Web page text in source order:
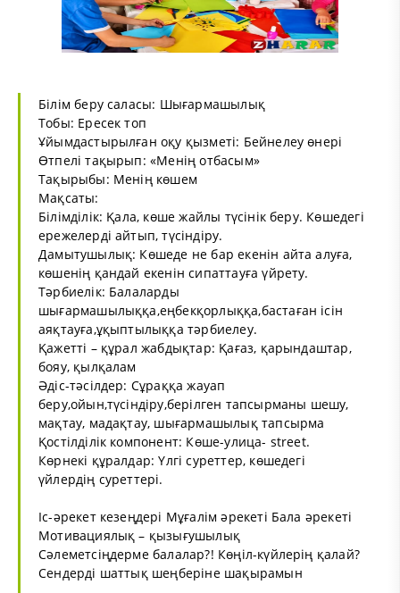
Білім беру саласы: Шығармашылық
Тобы: Ересек топ
Ұйымдастырылған оқу қызметі: Бейнелеу өнері
Өтпелі тақырып: «Менің отбасым»
Тақырыбы: Менің көшем
Мақсаты:
Білімділік: Қала, көше жайлы түсінік беру. Көшедегі
ережелерді айтып, түсіндіру.
Дамытушылық: Көшеде не бар екенін айта алуға,
көшенің қандай екенін сипаттауға үйрету.
Тәрбиелік: Балаларды
шығармашылыққа,еңбекқорлыққа,бастаған ісін
аяқтауға,ұқыптылыққа тәрбиелеу.
Қажетті – құрал жабдықтар: Қағаз, қарындаштар,
бояу, қылқалам
Әдіс-тәсілдер: Сұраққа жауап
беру,ойын,түсіндіру,берілген тапсырманы шешу,
мақтау, мадақтау, шығармашылық тапсырма
Қостілділік компонент: Көше-улица- street.
Көрнекі құралдар: Үлгі суреттер, көшедегі
үйлердің суреттері.
Іс-әрекет кезеңдері Мұғалім әрекеті Бала әрекеті
Мотивациялық – қызығушылық
Сәлеметсіңдерме балалар?! Көңіл-күйлерің қалай?
Сендерді шаттық шеңберіне шақырамын